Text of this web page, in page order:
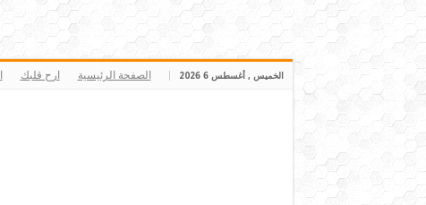
الخميس , أغسطس 6 2026 الصفحة الرئيسية ارح قلبك